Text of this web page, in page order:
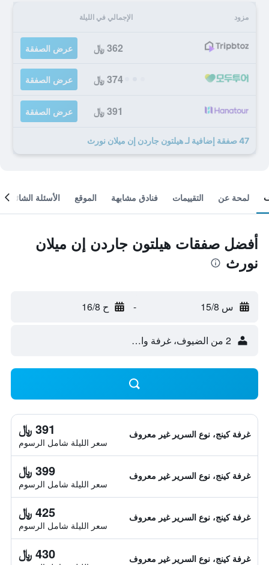
مزود الإجمالي في الليلة
362 ﷼ عرض الصفقة
374 ﷼ عرض الصفقة
391 ﷼ عرض الصفقة
47 صفقة إضافية لـ هيلتون جاردن إن ميلان نورث
لمحة عن التقييمات فنادق مشابهة الموقع الأسئلة الشائعة
أفضل صفقات هيلتون جاردن إن ميلان
نورث
س 15/8 - ح 16/8
2 من الضيوف، غرفة واحدة
غرفة كينج، نوع السرير غير معروف 391 ﷼
سعر الليلة شامل الرسوم
غرفة كينج، نوع السرير غير معروف 399 ﷼
سعر الليلة شامل الرسوم
غرفة كينج، نوع السرير غير معروف 425 ﷼
سعر الليلة شامل الرسوم
غرفة كينج، نوع السرير غير معروف 430 ﷼